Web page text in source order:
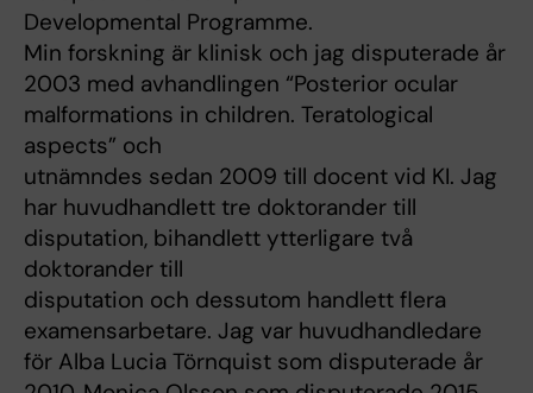
Developmental Programme.
Min forskning är klinisk och jag disputerade år
2003 med avhandlingen “Posterior ocular
malformations in children. Teratological
aspects” och
utnämndes sedan 2009 till docent vid KI. Jag
har huvudhandlett tre doktorander till
disputation, bihandlett ytterligare två
doktorander till
disputation och dessutom handlett flera
examensarbetare. Jag var huvudhandledare
för Alba Lucia Törnquist som disputerade år